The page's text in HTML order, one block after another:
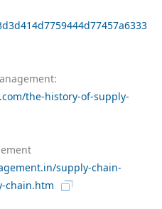
the-history-of-supply-
supply-chain-
chain.htm